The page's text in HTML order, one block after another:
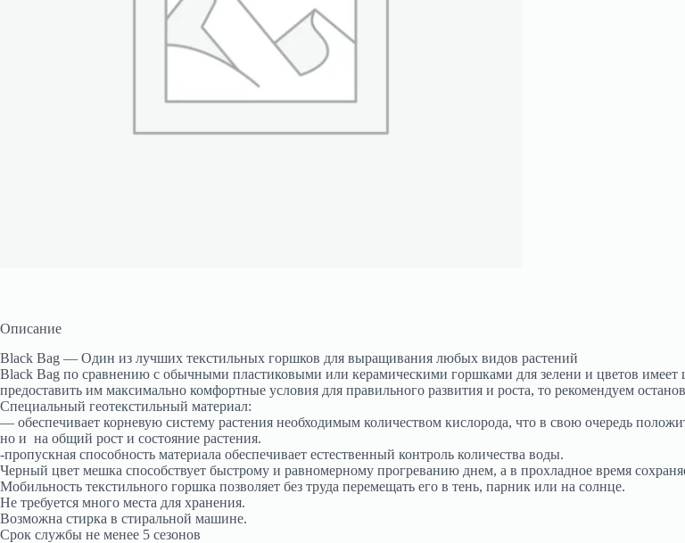
Описание
Black Bag — Один из лучших текстильных горшков для выращивания любых видов растений
Black Bag по сравнению с обычными пластиковыми или керамическими горшками для зелени и цветов
предоставить им максимально комфортные условия для правильного развития и роста, то рекомендуем
Специальный геотекстильный материал:
— обеспечивает корневую систему растения необходимым количеством кислорода, что в свою очередь
но и на общий рост и состояние растения.
-пропускная способность материала обеспечивает естественный контроль количества воды.
Черный цвет мешка способствует быстрому и равномерному прогреванию днем, а в прохладное время
Мобильность текстильного горшка позволяет без труда перемещать его в тень, парник или на солнце.
Не требуется много места для хранения.
Возможна стирка в стиральной машине.
Срок службы не менее 5 сезонов